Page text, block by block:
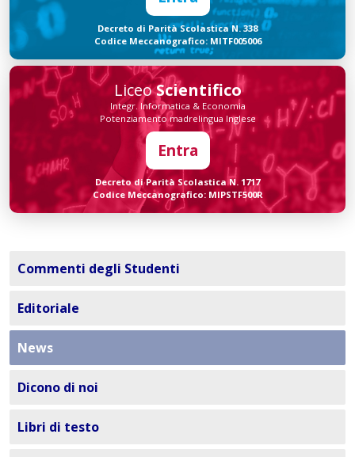
Decreto di Parità Scolastica N. 338
Codice Meccanografico: MITF005006
LiceoScientifico
Integr. Informatica & Economia
Potenziamento madrelingua Inglese
Entra
Decreto di Parità Scolastica N. 1717
Codice Meccanografico: MIPSTF500R
Commenti degli Studenti
Editoriale
News
Dicono di noi
Libri di testo